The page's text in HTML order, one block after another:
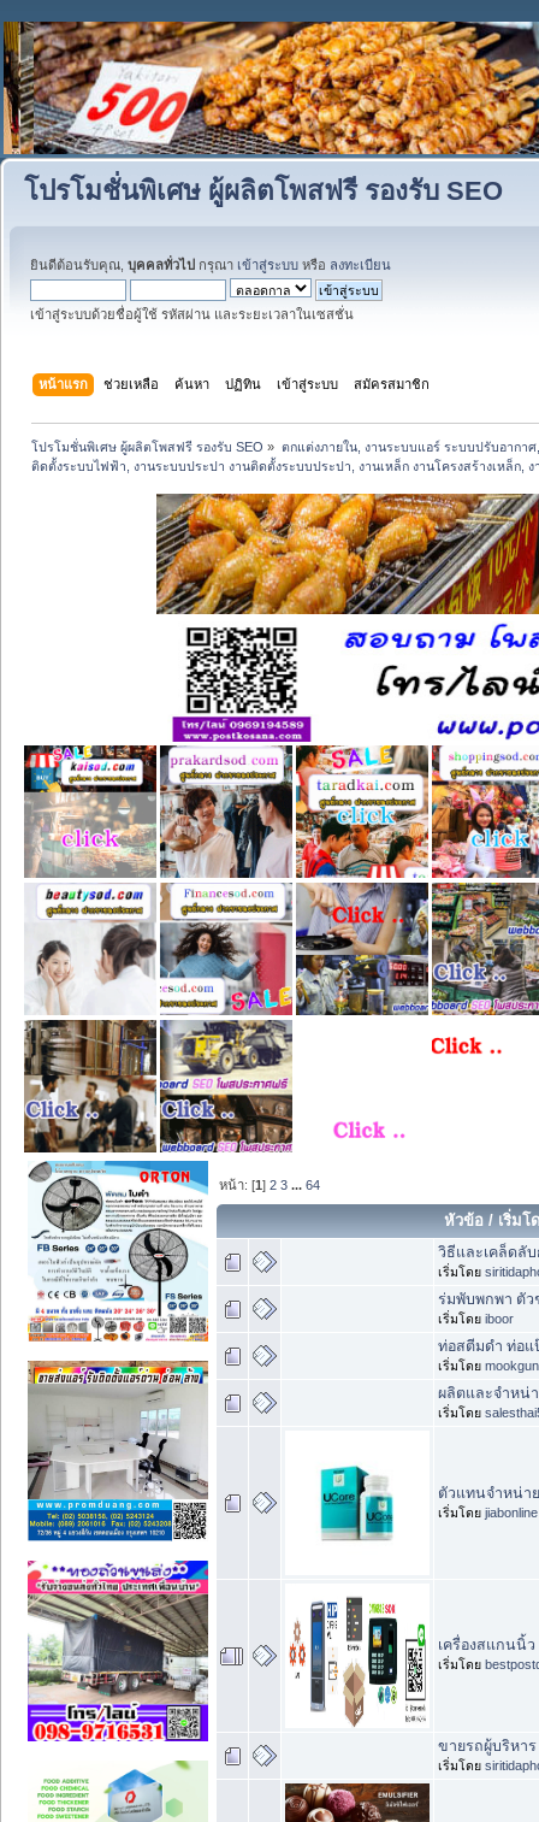
โปรโมชั่นพิเศษ ผู้ผลิตโพสฟรี รองรับ SEO
ยินดีต้อนรับคุณ, บุคคลทั่วไป กรุณา เข้าสู่ระบบ หรือ ลงทะเบียน
เข้าสู่ระบบด้วยชื่อผู้ใช้ รหัสผ่าน และระยะเวลาในเซสชั่น
หน้าแรก ช่วยเหลือ ค้นหา ปฏิทิน เข้าสู่ระบบ สมัครสมาชิก
โปรโมชั่นพิเศษ ผู้ผลิตโพสฟรี รองรับ SEO » ตกแต่งภายใน, งานระบบแอร์ ระบบปรับอากา
ติดตั้งระบบไฟฟ้า, งานระบบประปา งานติดตั้งระบบประปา, งานเหล็ก งานโครงสร้างเหล็ก
หน้า: [1]2 3 ...64
หัวข้อ / เริ่มโ
วิธีและเคล็ดลั
เริ่มโดย
ร่มพับพกพา ตัว
เริ่มโดย iboor
ท่อสตีมดำ ท่อแ
เริ่มโดย
ผลิตและจำหน่า
เริ่มโดย
ตัวแทนจำหน่า
เริ่มโดย jiabonline
เครื่องสแกนนิ้
เริ่มโดย
ขายรถผู้บริหาร
เริ่มโดย